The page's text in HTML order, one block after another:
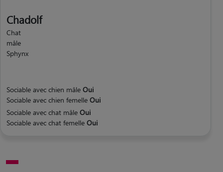
Chadolf
Chat
mâle
Sphynx
Sociable avec chien mâle Oui
Sociable avec chien femelle Oui
Sociable avec chat mâle Oui
Sociable avec chat femelle Oui